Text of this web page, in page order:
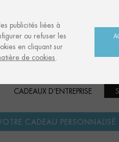
CADEAUX D’ENTREPRISE
·
publicités liées à
ou refuser les
en cliquant sur
de cookies.